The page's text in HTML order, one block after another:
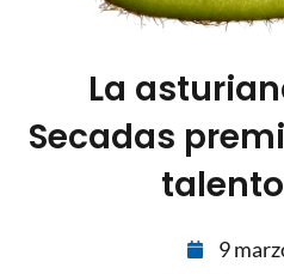
La
Secadas
9